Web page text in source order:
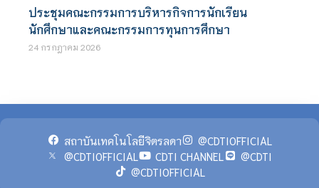
ประชุมคณะกรรมการบริหารกิจการนักเรียน
นักศึกษาและคณะกรรมการทุนการศึกษา
24 กรกฎาคม 2026
สถาบันเทคโนโลยีจิตรลดา
@CDTIOFFICIAL
@CDTIOFFICIAL
CDTI CHANNEL
@CDTI
@CDTIOFFICIAL